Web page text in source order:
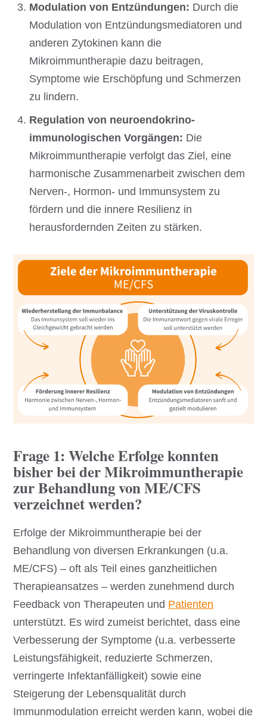
Modulation von Entzündungen: Durch die
Modulation von Entzündungsmediatoren und
anderen Zytokinen kann die
Mikroimmuntherapie dazu beitragen,
Symptome wie Erschöpfung und Schmerzen
zu lindern.
Regulation von neuroendokrino-
immunologischen Vorgängen: Die
Mikroimmuntherapie verfolgt das Ziel, eine
harmonische Zusammenarbeit zwischen dem
Nerven-, Hormon- und Immunsystem zu
fördern und die innere Resilienz in
herausfordernden Zeiten zu stärken.
Frage 1: Welche Erfolge konnten
bisher bei der Mikroimmuntherapie
zur Behandlung von ME/CFS
verzeichnet werden?
Erfolge der Mikroimmuntherapie bei der
Behandlung von diversen Erkrankungen (u.a.
ME/CFS) – oft als Teil eines ganzheitlichen
Therapieansatzes – werden zunehmend durch
Feedback von Therapeuten und Patienten
unterstützt. Es wird zumeist berichtet, dass eine
Verbesserung der Symptome (u.a. verbesserte
Leistungsfähigkeit, reduzierte Schmerzen,
verringerte Infektanfälligkeit) sowie eine
Steigerung der Lebensqualität durch
Immunmodulation erreicht werden kann, wobei die